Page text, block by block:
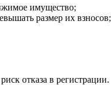
имущество;
размер их взносов;
отказа в регистрации.